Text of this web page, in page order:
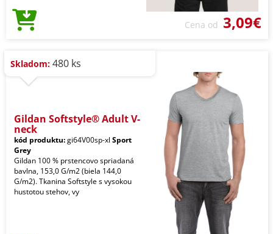
Cena od 3,09€
Skladom: 480 ks
Gildan Softstyle® Adult V-
neck
kód produktu:gi64V00sp-xl Sport
Grey
Gildan 100 % prstencovo spriadaná
bavlna, 153,0 G/m2 (biela 144,0
G/m2). Tkanina Softstyle s vysokou
hustotou stehov, vy